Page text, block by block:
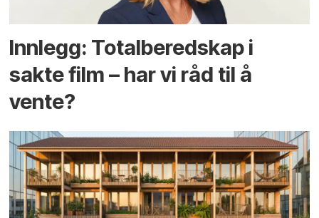
Innlegg: Totalberedskap i
sakte film – har vi råd til å
vente?